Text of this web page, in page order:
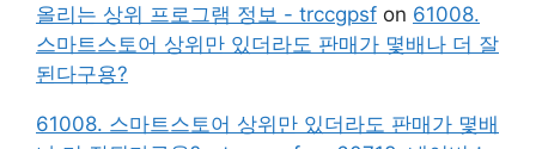
올리는 상위 프로그램 정보 - trccgpsf on 61008.
스마트스토어 상위만 있더라도 판매가 몇배나 더 잘
된다구용?
61008. 스마트스토어 상위만 있더라도 판매가 몇배